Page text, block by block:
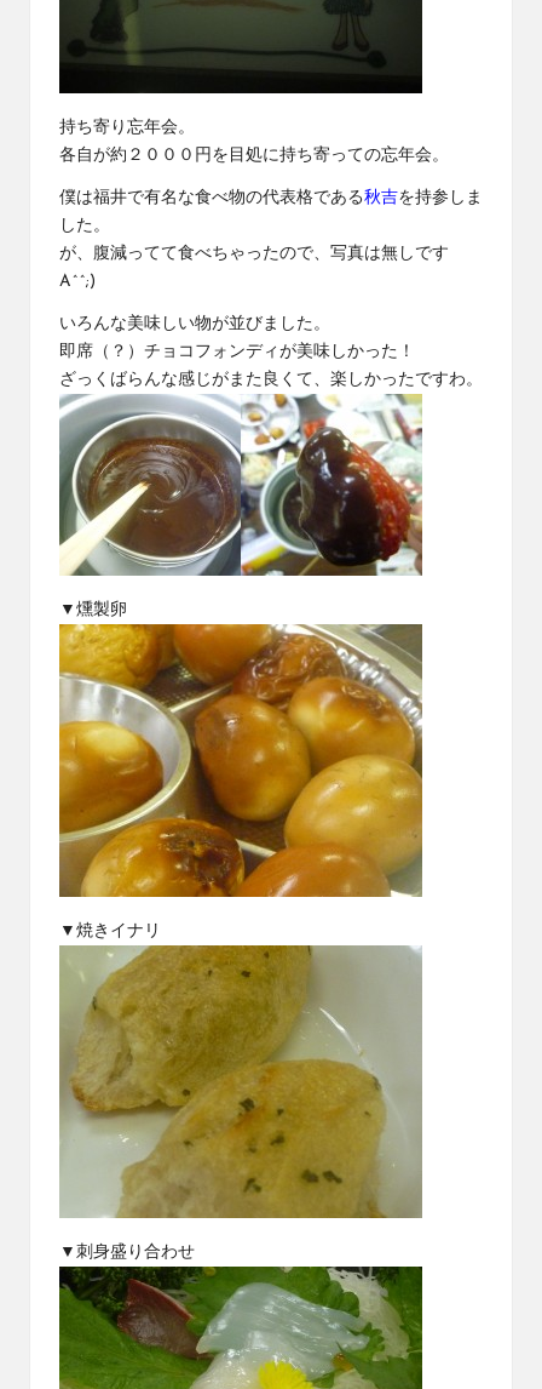
持ち寄り忘年会。
各自が約２０００円を目処に持ち寄っての忘年会。
僕は福井で有名な食べ物の代表格である秋吉を持参しま
した。
が、腹減ってて食べちゃったので、写真は無しです
A^^;)
いろんな美味しい物が並びました。
即席（？）チョコフォンディが美味しかった！
ざっくばらんな感じがまた良くて、楽しかったですわ。
▼燻製卵
▼焼きイナリ
▼刺身盛り合わせ